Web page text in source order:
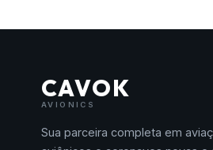
CAVOK
AVIONICS
Sua parceira completa em